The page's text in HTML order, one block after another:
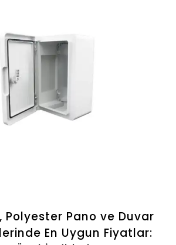
Polyester Pano ve Duvar
En Uygun Fiyatlar: